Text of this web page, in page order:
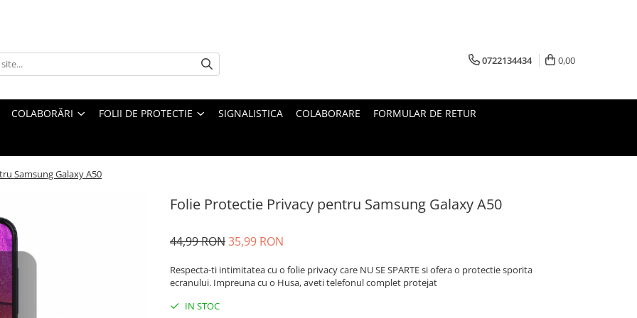
0722134434 0,00
COLABORĂRI FOLII DE PROTECTIE SIGNALISTICA COLABORARE FORMULAR DE RETUR
Samsung Galaxy A50
Folie Protectie Privacy pentru Samsung Galaxy A50
44,99 RON35,99 RON
Respecta-ti intimitatea cu o folie privacy care NU SE SPARTE si ofera o protectie sporita
ecranului. Impreuna cu o Husa, aveti telefonul complet protejat
IN STOC